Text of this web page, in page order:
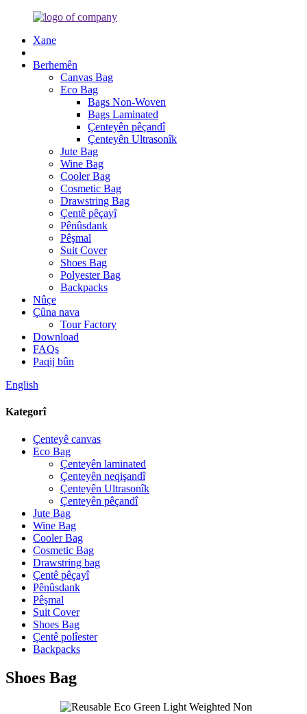
Xane
Berhemên
Canvas Bag
Eco Bag
Bags Non-Woven
Bags Laminated
Çenteyên pêçandî
Çenteyên Ultrasonîk
Jute Bag
Wine Bag
Cooler Bag
Cosmetic Bag
Drawstring Bag
Çentê pêçayî
Pênûsdank
Pêşmal
Suit Cover
Shoes Bag
Polyester Bag
Backpacks
Nûçe
Çûna nava
Tour Factory
Download
FAQs
Paqij bûn
English
Kategorî
Çenteyê canvas
Eco Bag
Çenteyên laminated
Çenteyên neqişandî
Çenteyên Ultrasonîk
Çenteyên pêçandî
Jute Bag
Wine Bag
Cooler Bag
Cosmetic Bag
Drawstring bag
Çentê pêçayî
Pênûsdank
Pêşmal
Suit Cover
Shoes Bag
Çentê polîester
Backpacks
Shoes Bag